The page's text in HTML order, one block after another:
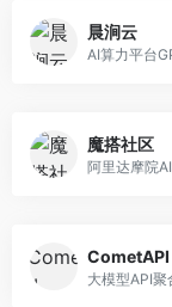
晨涧云
魔搭社区
CometAPI